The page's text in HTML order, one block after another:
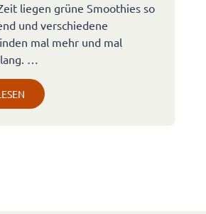
liegen grüne Smoothies so
und verschiedene
mal mehr und mal
…